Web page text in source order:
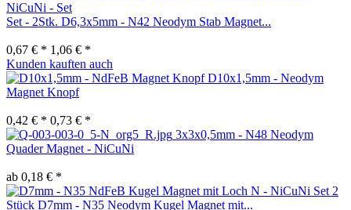
Set - 2Stk. D6,3x5mm - N42 Neodym Stab Magnet...
0,67 € * 1,06 € *
Kunden kauften auch
D10x1,5mm - Neodym
Magnet Knopf
0,42 € * 0,73 € *
3x3x0,5mm - N48 Neodym
Quader Magnet - NiCuNi
ab 0,18 € *
Set 2
Stück D7mm - N35 Neodym Kugel Magnet mit...